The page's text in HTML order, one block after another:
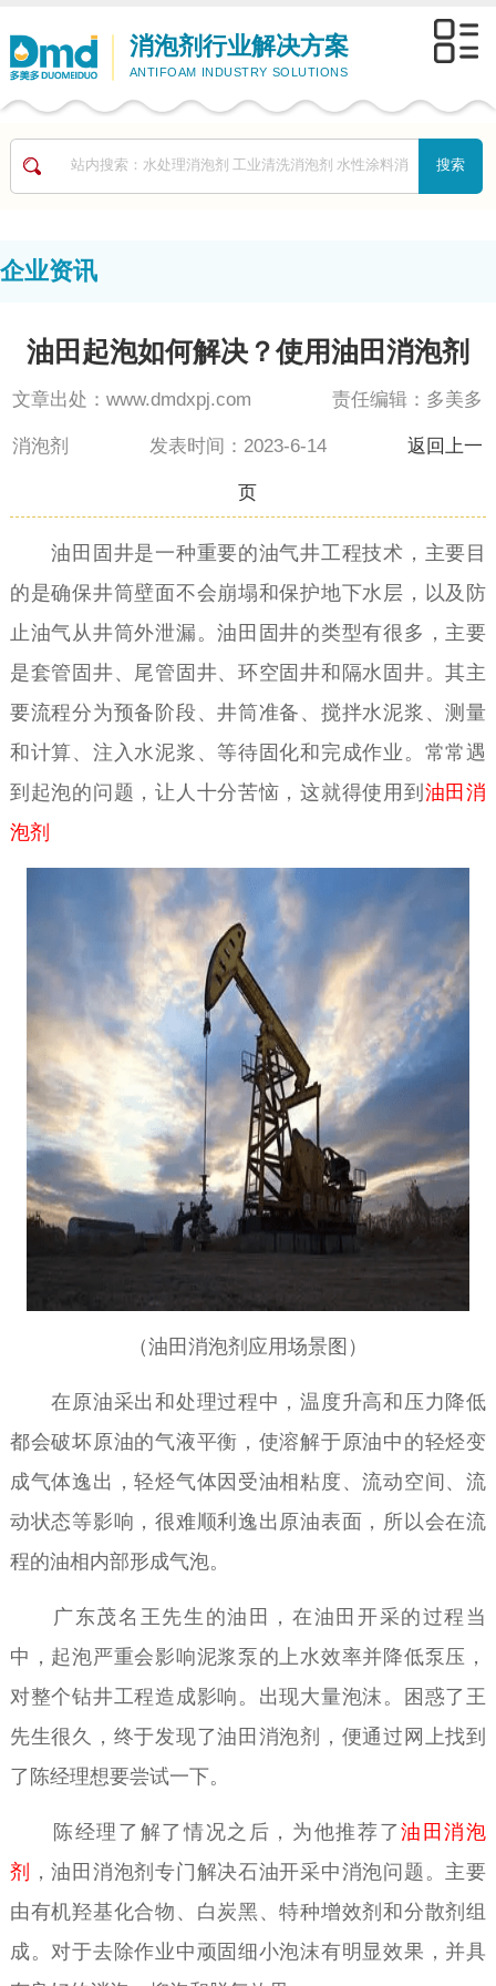
消泡剂行业解决方案
ANTIFOAM INDUSTRY SOLUTIONS
企业资讯
油田起泡如何解决？使用油田消泡剂
文章出处：www.dmdxpj.com 责任编辑：多美多
消泡剂 发表时间：2023-6-14返回上一
页
油田固井是一种重要的油气井工程技术，主要目
的是确保井筒壁面不会崩塌和保护地下水层，以及防
止油气从井筒外泄漏。油田固井的类型有很多，主要
是套管固井、尾管固井、环空固井和隔水固井。其主
要流程分为预备阶段、井筒准备、搅拌水泥浆、测量
和计算、注入水泥浆、等待固化和完成作业。常常遇
到起泡的问题，让人十分苦恼，这就得使用到 油田消
泡剂
（油田消泡剂应用场景图）
在原油采出和处理过程中，温度升高和压力降低
都会破坏原油的气液平衡，使溶解于原油中的轻烃变
成气体逸出，轻烃气体因受油相粘度、流动空间、流
动状态等影响，很难顺利逸出原油表面，所以会在流
程的油相内部形成气泡。
广东茂名王先生的油田，在油田开采的过程当
中，起泡严重会影响泥浆泵的上水效率并降低泵压，
对整个钻井工程造成影响。出现大量泡沫。困惑了王
先生很久，终于发现了油田消泡剂，便通过网上找到
了陈经理想要尝试一下。
陈经理了解了情况之后，为他推荐了油田消泡
剂
，油田消泡剂专门解决石油开采中消泡问题。主要
由有机羟基化合物、白炭黑、特种增效剂和分散剂组
成。对于去除作业中顽固细小泡沫有明显效果，并具